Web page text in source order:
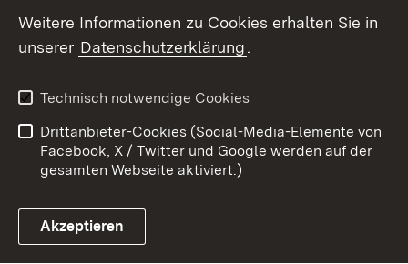
Link zum Landesportal
Kontakt
Datenschutz
Barrierefreiheit
Impressum
Cookies
Weitere Informationen zu Cookies erhalten Sie in
unserer Datenschutzerklärung.
Technisch notwendige Cookies
Drittanbieter-Cookies (Social-Media-Elemente von
Facebook, X / Twitter und Google werden auf der
gesamten Webseite aktiviert.)
Akzeptieren